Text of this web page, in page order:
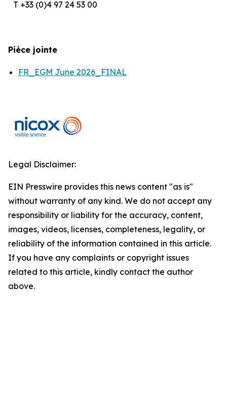
T +33 (0)4 97 24 53 00
Pièce jointe
FR_EGM June 2026_FINAL
Legal Disclaimer:
EIN Presswire provides this news content "as is"
without warranty of any kind. We do not accept any
responsibility or liability for the accuracy, content,
images, videos, licenses, completeness, legality, or
reliability of the information contained in this article.
If you have any complaints or copyright issues
related to this article, kindly contact the author
above.